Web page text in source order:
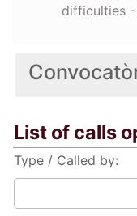
List of calls
Type / Called by:
difficulties -